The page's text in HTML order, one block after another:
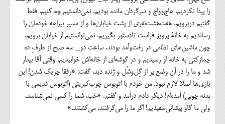
را پیدا نکردیم. هاج‌وواج و سرگردان مانده بودیم. نمی‌دانستیم چه کنیم. فقط
گفتیم دربرویم. هفت‌هشت‌نفری از پشت خیابان‌ها و از مسیر بیراهه خودمان را
رساندیم به خانة پرویز فراست تادستور بگیریم. نمی‌توانستیم از خیابان برویم،
چون ماشین‌های نظامی در رفت‌وآمد بودند. ساعت دو_ ‌سه صبح از طرفِ ده
چمازکتی به خانه او رسیدیم و در گوشه‌ای از خانه‌اش خوابیدیم. وقتی آقا بیدار
شد و ما را در آن وضع پر از گِل‌وشُل و ژنده دید، گفت: «رفقا چریک شدن! این
بازی‌ها اصلا لازم نبود. من خودم با اتوبوس چوب‌کبریتی (اتوبوس قدیمی با
بدنه چوبی) آمده‌ام! دیگر دادم درآمد و گفتم: «خب، شما را کسی نمی‌شناسد،
ولی ما گاو پیشانی‌سفیدیم! اگر ما را می‌گرفتند، می‌کشتند.»